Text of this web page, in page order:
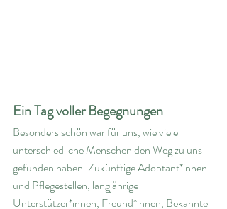
Ein Tag voller Begegnungen
Besonders schön war für uns, wie viele
unterschiedliche Menschen den Weg zu uns
gefunden haben. Zukünftige Adoptant*innen
und Pflegestellen, langjährige
Unterstützer*innen, Freund*innen, Bekannte